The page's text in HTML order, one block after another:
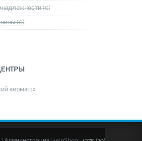
(0)
(0)
кирмаш»